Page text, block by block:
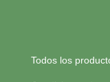
Todos los